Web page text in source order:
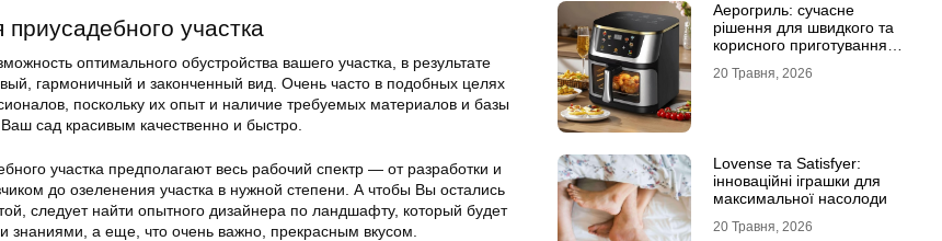
участка
оптимального обустройства вашего участка, в результате
гармоничный и законченный вид. Очень часто в подобных целях
поскольку их опыт и наличие требуемых материалов и базы
сад красивым качественно и быстро.
участка предполагают весь рабочий спектр — от разработки и
до озеленения участка в нужной степени. А чтобы Вы остались
следует найти опытного дизайнера по ландшафту, который будет
знаниями, а еще, что очень важно, прекрасным вкусом.
Аерогриль: сучасне
рішення для швидкого та
корисного приготування
20 Травня, 2026
Lovense та Satisfyer:
інноваційні іграшки для
максимальної насолоди
20 Травня, 2026